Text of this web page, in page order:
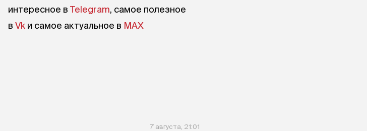
интересное в Telegram, самое полезное
в Vk и самое актуальное в MAX
7 августа, 21:01